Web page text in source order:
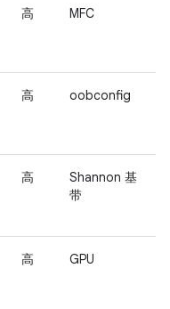
高 MFC
高 oobconfig
高
Shannon 基
带
高 GPU